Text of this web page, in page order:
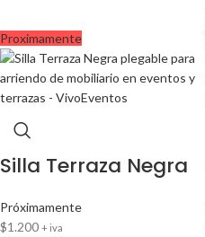
Proximamente
Silla Terraza Negra
Próximamente
$1.200 + iva